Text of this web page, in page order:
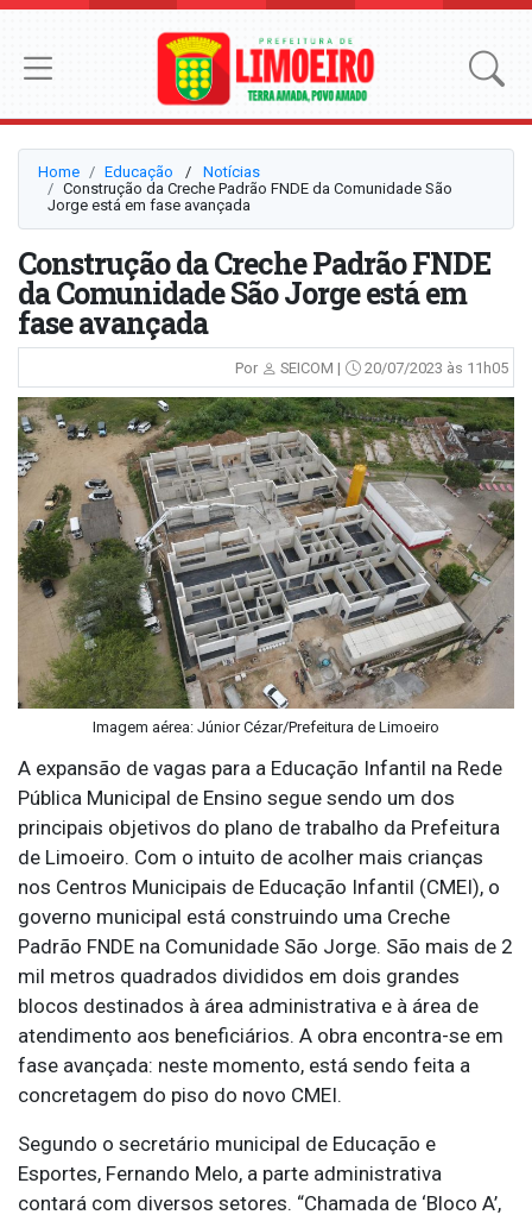
Home Educação ⠀/⠀ Notícias
Construção da Creche Padrão FNDE da Comunidade São
Jorge está em fase avançada
Construção da Creche Padrão FNDE
da Comunidade São Jorge está em
fase avançada
Por SEICOM | 20/07/2023 às 11h05
Imagem aérea: Júnior Cézar/Prefeitura de Limoeiro
A expansão de vagas para a Educação Infantil na Rede
Pública Municipal de Ensino segue sendo um dos
principais objetivos do plano de trabalho da Prefeitura
de Limoeiro. Com o intuito de acolher mais crianças
nos Centros Municipais de Educação Infantil (CMEI), o
governo municipal está construindo uma Creche
Padrão FNDE na Comunidade São Jorge. São mais de 2
mil metros quadrados divididos em dois grandes
blocos destinados à área administrativa e à área de
atendimento aos beneficiários. A obra encontra-se em
fase avançada: neste momento, está sendo feita a
concretagem do piso do novo CMEI.
Segundo o secretário municipal de Educação e
Esportes, Fernando Melo, a parte administrativa
contará com diversos setores. “Chamada de ‘Bloco A’,